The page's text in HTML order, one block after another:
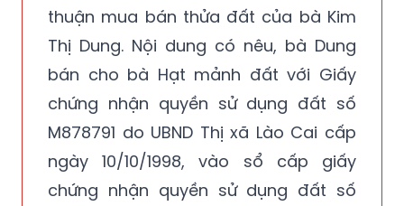
thuận mua bán thửa đất của bà Kim
Thị Dung. Nội dung có nêu, bà Dung
bán cho bà Hạt mảnh đất với Giấy
chứng nhận quyền sử dụng đất số
M878791 do UBND Thị xã Lào Cai cấp
ngày 10/10/1998, vào sổ cấp giấy
chứng nhận quyền sử dụng đất số